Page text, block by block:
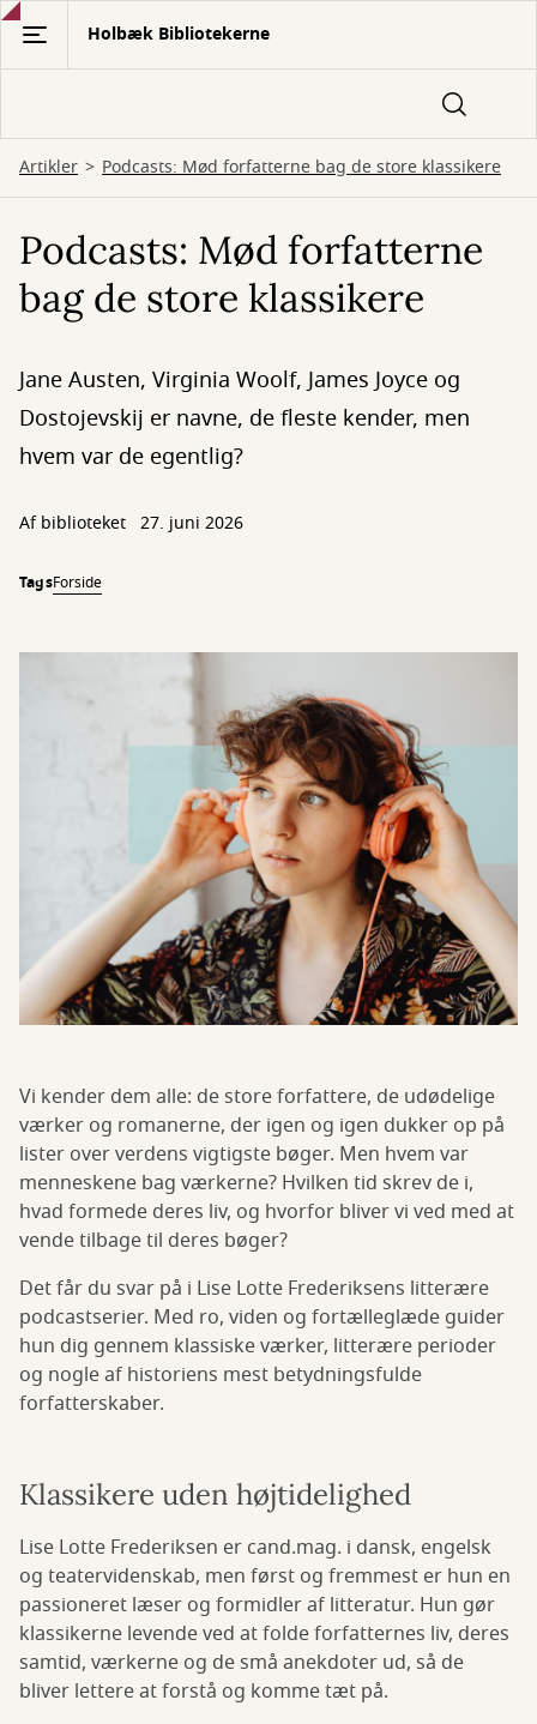
Gå
hovedindhold
Holbæk Bibliotekerne
Artikler Podcasts: Mød forfatterne bag de store klassikere
Podcasts: Mød forfatterne
bag de store klassikere
Jane Austen, Virginia Woolf, James Joyce og
Dostojevskij er navne, de fleste kender, men
hvem var de egentlig?
Af biblioteket 27. juni 2026
TagsForside
Vi kender dem alle: de store forfattere, de udødelige
værker og romanerne, der igen og igen dukker op på
lister over verdens vigtigste bøger. Men hvem var
menneskene bag værkerne? Hvilken tid skrev de i,
hvad formede deres liv, og hvorfor bliver vi ved med at
vende tilbage til deres bøger?
Det får du svar på i Lise Lotte Frederiksens litterære
podcastserier. Med ro, viden og fortælleglæde guider
hun dig gennem klassiske værker, litterære perioder
og nogle af historiens mest betydningsfulde
forfatterskaber.
Klassikere uden højtidelighed
Lise Lotte Frederiksen er cand.mag. i dansk, engelsk
og teatervidenskab, men først og fremmest er hun en
passioneret læser og formidler af litteratur. Hun gør
klassikerne levende ved at folde forfatternes liv, deres
samtid, værkerne og de små anekdoter ud, så de
bliver lettere at forstå og komme tæt på.